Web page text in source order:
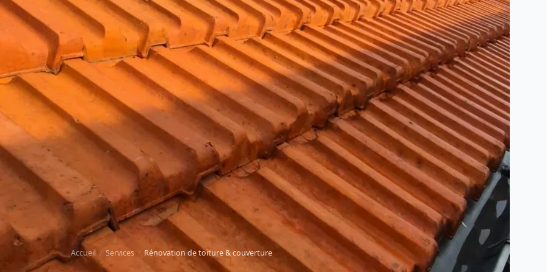
Accueil / Services / Rénovation de toiture & couverture